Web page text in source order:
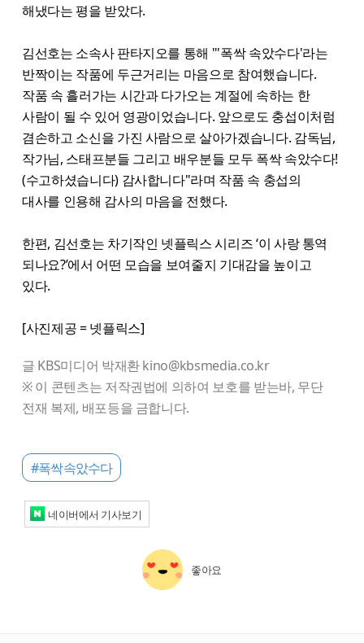
해냈다는 평을 받았다.
김선호는 소속사 판타지오를 통해 "'폭싹 속았수다'라는
반짝이는 작품에 두근거리는 마음으로 참여했습니다.
작품 속 흘러가는 시간과 다가오는 계절에 속하는 한
사람이 될 수 있어 영광이었습니다. 앞으로도 충섭이처럼
겸손하고 소신을 가진 사람으로 살아가겠습니다. 감독님,
작가님, 스태프분들 그리고 배우분들 모두 폭싹 속았수다!
(수고하셨습니다) 감사합니다"라며 작품 속 충섭의
대사를 인용해 감사의 마음을 전했다.
한편, 김선호는 차기작인 넷플릭스 시리즈 ‘이 사랑 통역
되나요?’에서 어떤 모습을 보여줄지 기대감을 높이고
있다.
[사진제공 = 넷플릭스]
글 KBS미디어 박재환 kino@kbsmedia.co.kr
※ 이 콘텐츠는 저작권법에 의하여 보호를 받는바, 무단
전재 복제, 배포등을 금합니다.
#폭싹속았수다
네이버에서 기사보기
좋아요